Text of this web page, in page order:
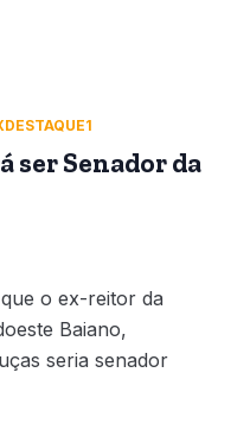
ser Senador da
o ex-reitor da
Baiano,
seria senador